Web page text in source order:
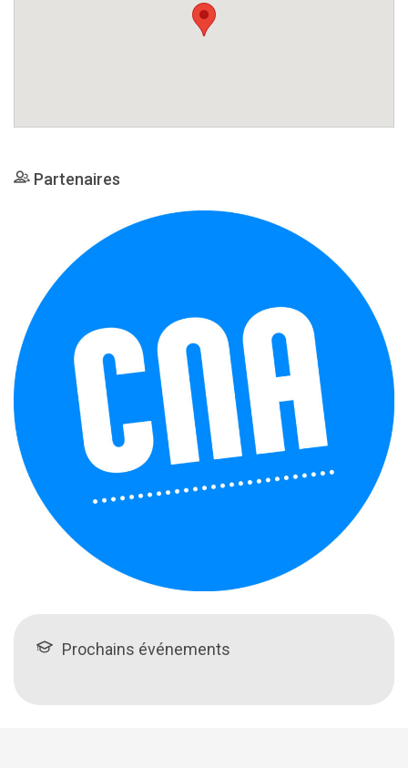
Partenaires
Prochains événements